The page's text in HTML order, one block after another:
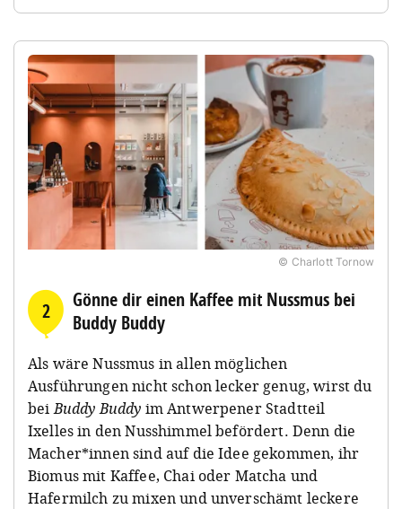
© Charlott Tornow
2
Gönne dir einen Kaffee mit Nussmus bei
Buddy Buddy
Als wäre Nussmus in allen möglichen
Ausführungen nicht schon lecker genug, wirst du
beiBuddy Buddy im Antwerpener Stadtteil
Ixelles in den Nusshimmel befördert. Denn die
Macher*innen sind auf die Idee gekommen, ihr
Biomus mit Kaffee, Chai oder Matcha und
Hafermilch zu mixen und unverschämt leckere